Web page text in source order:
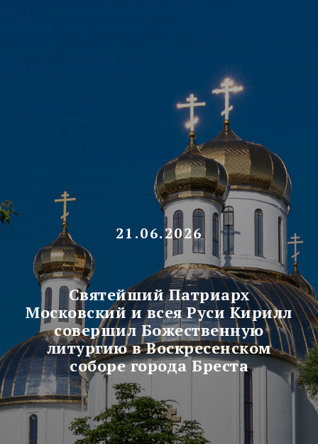
21.06.2026
Святейший Патриарх
Московский и всея Руси Кирилл
совершил Божественную
литургию в Воскресенском
соборе города Бреста